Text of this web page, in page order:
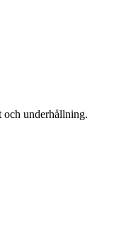
och underhållning.